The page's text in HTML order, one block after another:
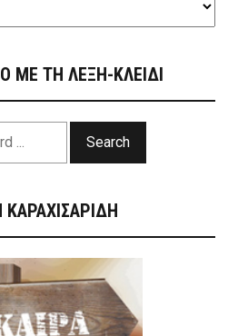
ΜΕ ΤΗ ΛΕΞΗ-ΚΛΕΙΔΙ
Search